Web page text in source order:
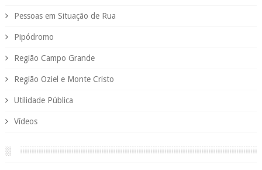
Pessoas em Situação de Rua
Pipódromo
Região Campo Grande
Região Oziel e Monte Cristo
Utilidade Pública
Vídeos
░